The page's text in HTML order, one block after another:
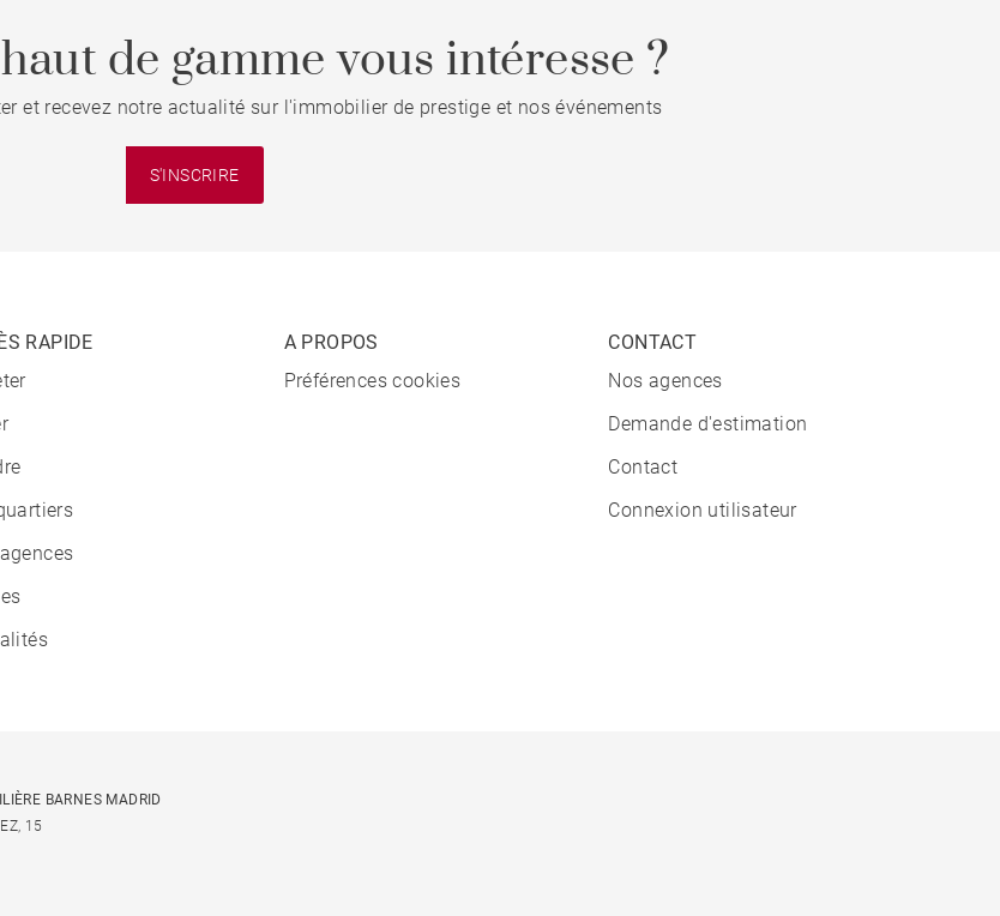
de gamme vous intéresse ?
et recevez notre actualité sur l'immobilier de prestige et nos événements
S'INSCRIRE
RAPIDE
A PROPOS
Préférences cookies
CONTACT
Nos agences
Demande d'estimation
Contact
Connexion utilisateur
BARNES MADRID
15